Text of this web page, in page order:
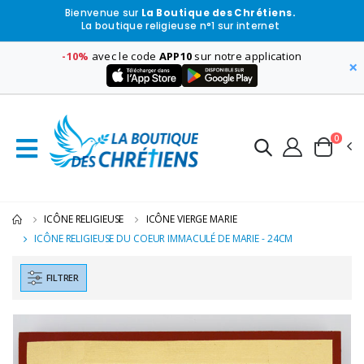
Bienvenue sur La Boutique des Chrétiens.
La boutique religieuse n°1 sur internet
-10% avec le code APP10 sur notre application
×
0
ICÔNE RELIGIEUSE
ICÔNE VIERGE MARIE
ICÔNE RELIGIEUSE DU COEUR IMMACULÉ DE MARIE - 24CM
FILTRER